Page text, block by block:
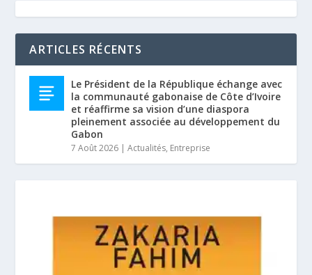
ARTICLES RÉCENTS
Le Président de la République échange avec
la communauté gabonaise de Côte d’Ivoire
et réaffirme sa vision d’une diaspora
pleinement associée au développement du
Gabon
7 Août 2026 |Actualités, Entreprise